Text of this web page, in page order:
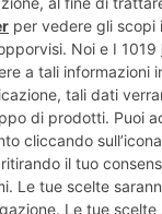
RECENTI